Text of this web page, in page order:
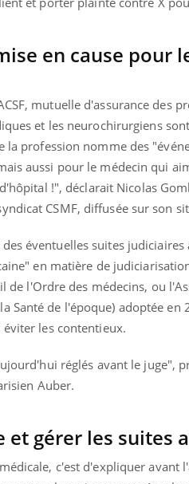
en cause pour
mutuelle d'assurance des
et les neurochirurgiens
la profession nomme des
aussi pour le médecin qui
!", déclarait Nicolas
CSMF, diffusée sur son
éventuelles suites
en matière de
de l'Ordre des médecins, ou
Santé de l'époque) adoptée
les contentieux.
réglés avant le juge",
Auber.
et gérer les suites
c'est d'expliquer avant
en fer : comprendre
Youtube
irritabilité, brouillard mental ou
en fer sont multiples ce qui la